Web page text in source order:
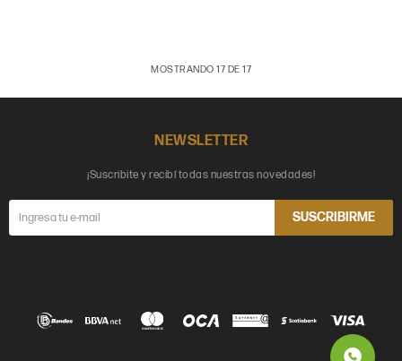
MOSTRANDO 17 DE 17
NEWSLETTER
¡Suscribite y recibí todas nuestras novedades!
SUSCRIBIRME